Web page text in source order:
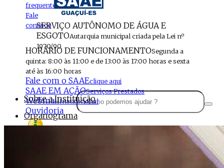
frequentes
Fale
conosco
SERVIÇO AUTÔNOMO DE ÁGUA E
ESGOTOAutarquia municipal criada pela Lei nº
1970/90
HORÁRIO DE FUNCIONAMENTOSegunda a
quinta: 8:00 às 11:00 e de 13:00 às 17:00 horas e sexta
até às 16:00 horas
Fale com o SAAEclique aqui
SAAE EM AÇÃOServiços Prestados
WebmailInstitucional
Ouvidoria
Sobre a Instituição
Organograma